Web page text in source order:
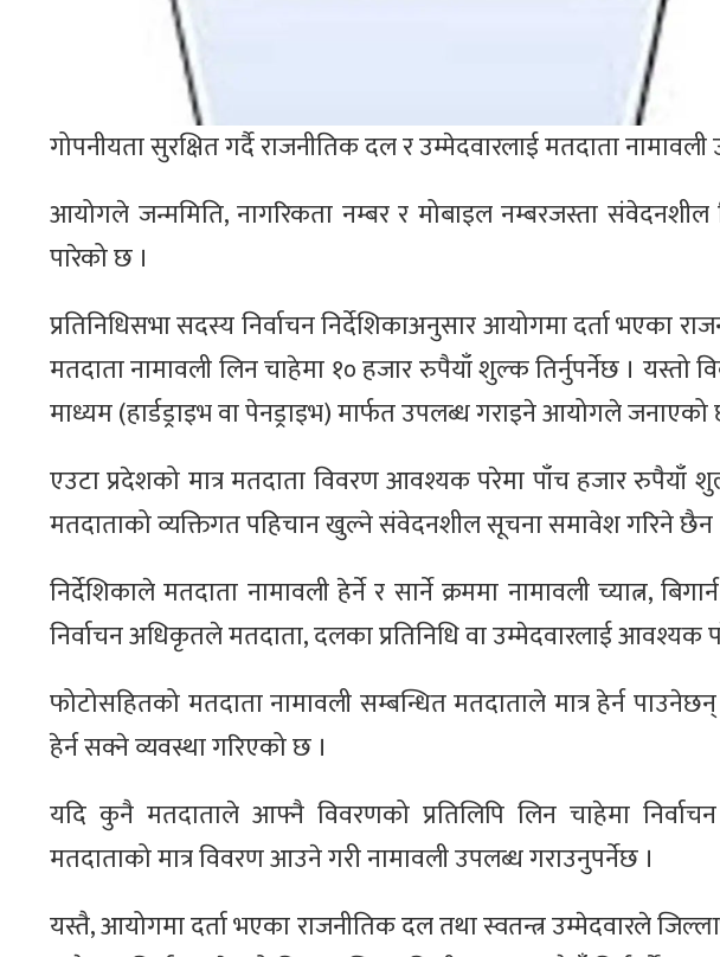
गोपनीयता सुरक्षित गर्दै राजनीतिक दल र उम्मेदवारलाई मतदाता
आयोगले जन्ममिति, नागरिकता नम्बर र मोबाइल नम्बरजस्ता
पारेको छ ।
प्रतिनिधिसभा सदस्य निर्वाचन निर्देशिकाअनुसार आयोगमा दर्ता भएका
मतदाता नामावली लिन चाहेमा १० हजार रुपैयाँ शुल्क तिर्नुपर्नेछ । यस्तो
माध्यम (हार्डड्राइभ वा पेनड्राइभ) मार्फत उपलब्ध गराइने आयोगले जनाएको
एउटा प्रदेशको मात्र मतदाता विवरण आवश्यक परेमा पाँच हजार रुपैयाँ
मतदाताको व्यक्तिगत पहिचान खुल्ने संवेदनशील सूचना समावेश गरिने छैन
निर्देशिकाले मतदाता नामावली हेर्ने र सार्ने क्रममा नामावली च्यात्न,
निर्वाचन अधिकृतले मतदाता, दलका प्रतिनिधि वा उम्मेदवारलाई आवश्यक
फोटोसहितको मतदाता नामावली सम्बन्धित मतदाताले मात्र हेर्न
हेर्न सक्ने व्यवस्था गरिएको छ ।
यदि कुनै मतदाताले आफ्नै विवरणको प्रतिलिपि लिन चाहेमा
मतदाताको मात्र विवरण आउने गरी नामावली उपलब्ध गराउनुपर्नेछ ।
यस्तै, आयोगमा दर्ता भएका राजनीतिक दल तथा स्वतन्त्र उम्मेदवारले